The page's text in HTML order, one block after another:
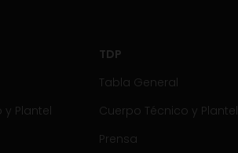
y Plantel
TDP
Tabla General
Cuerpo Técnico y Plantel
Prensa